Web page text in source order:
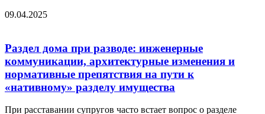
09.04.2025
Раздел дома при разводе: инженерные
коммуникации, архитектурные изменения и
нормативные препятствия на пути к
«нативному» разделу имущества
При расставании супругов часто встает вопрос о разделе